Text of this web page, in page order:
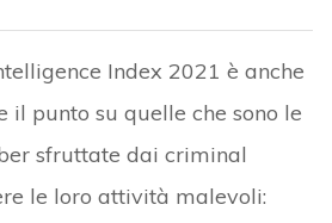
Index 2021 è anche
il punto su quelle che sono le
sfruttate dai criminal
le loro attività malevoli: